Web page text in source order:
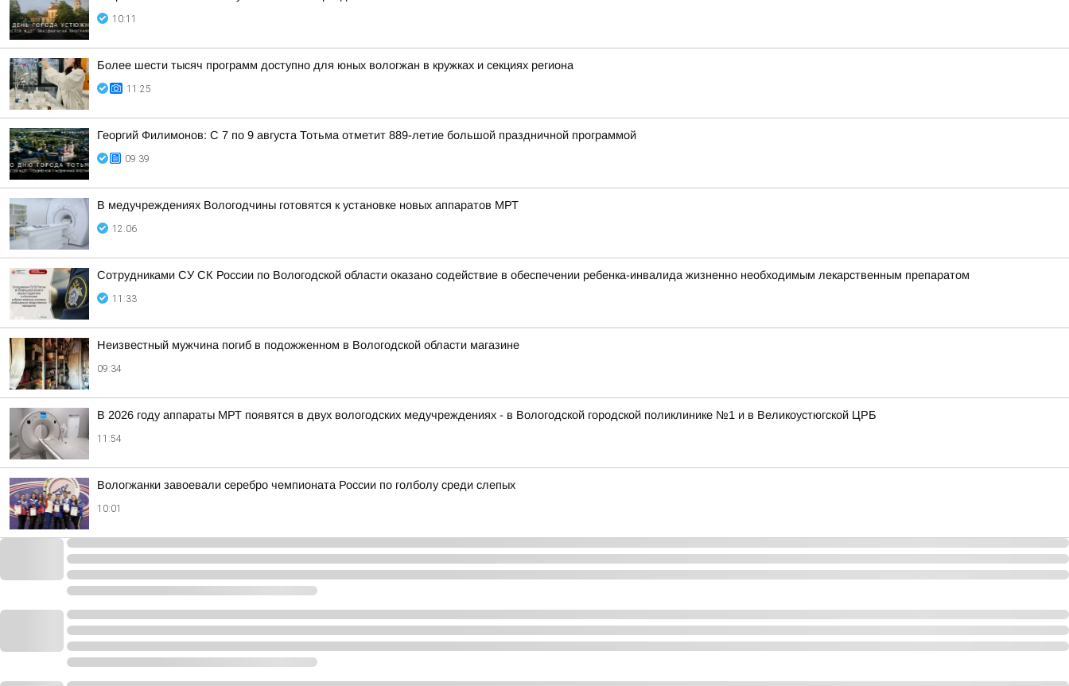
10:11
Более шести тысяч программ доступно для юных вологжан в кружках и секциях региона
11:25
Георгий Филимонов: С 7 по 9 августа Тотьма отметит 889-летие большой праздничной программой
09:39
В медучреждениях Вологодчины готовятся к установке новых аппаратов МРТ
12:06
Сотрудниками СУ СК России по Вологодской области оказано содействие в обеспечении ребенка-инвалида жизненно необходимым лекарственным препаратом
11:33
Неизвестный мужчина погиб в подожженном в Вологодской области магазине
09:34
В 2026 году аппараты МРТ появятся в двух вологодских медучреждениях - в Вологодской городской поликлинике №1 и в Великоустюгской ЦРБ
11:54
Вологжанки завоевали серебро чемпионата России по голболу среди слепых
10:01